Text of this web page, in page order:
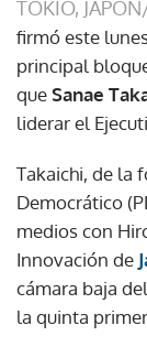
TOKIO,
firmó este
principal
queSanae
liderar el
Takaichi, de la
Democrático
medios con
Innovación de
cámara baja
la quinta